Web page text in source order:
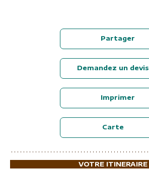
Partager
Demandez un devis
Imprimer
Carte
VOTRE ITINERAIRE